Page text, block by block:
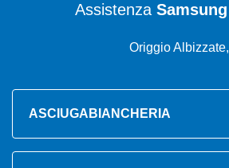
Assistenza Samsung
Origgio Albizzate,
ASCIUGABIANCHERIA